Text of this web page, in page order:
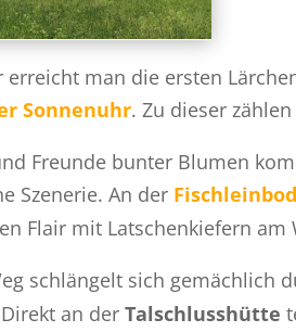
erreicht man die ersten
Sonnenuhr. Zu dieser
Freunde bunter Blumen
Szenerie. An der
Flair mit Latschenkiefern am
schlängelt sich gemächlich
an derTalschlusshütte